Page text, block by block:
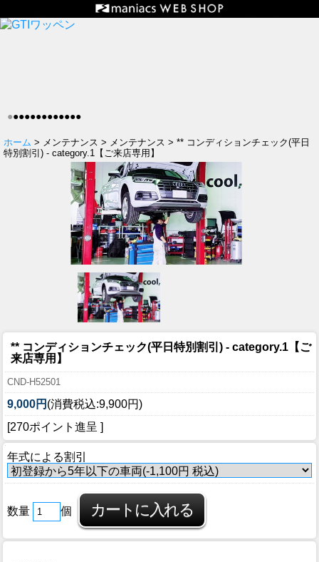
●●●●●●●●●●●●●
ホーム > メンテナンス > メンテナンス > ** コンディションチェック(平日
特別割引) - category.1【ご来店専用】
** コンディションチェック(平日特別割引) - category.1【ご
来店専用】
CND-H52501
9,000円 (消費税込:9,900円)
[270ポイント進呈 ]
年式による割引
数量 個